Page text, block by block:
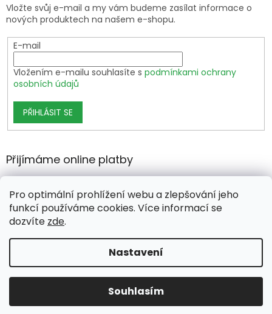
Pro optimální prohlížení webu a zlepšování jeho
funkcí používáme cookies. Více informací se
dozvíte zde.
Nastavení
Souhlasím
Vložte svůj e-mail a my vám budeme zasílat informace o
nových produktech na našem e-shopu.
E-mail
Vložením e-mailu souhlasíte s podmínkami ochrany
osobních údajů
PŘIHLÁSIT SE
Přijímáme online platby
Copyright 2026growshop.cz. Všechna práva vyhrazena.
Upravit nastavení cookies